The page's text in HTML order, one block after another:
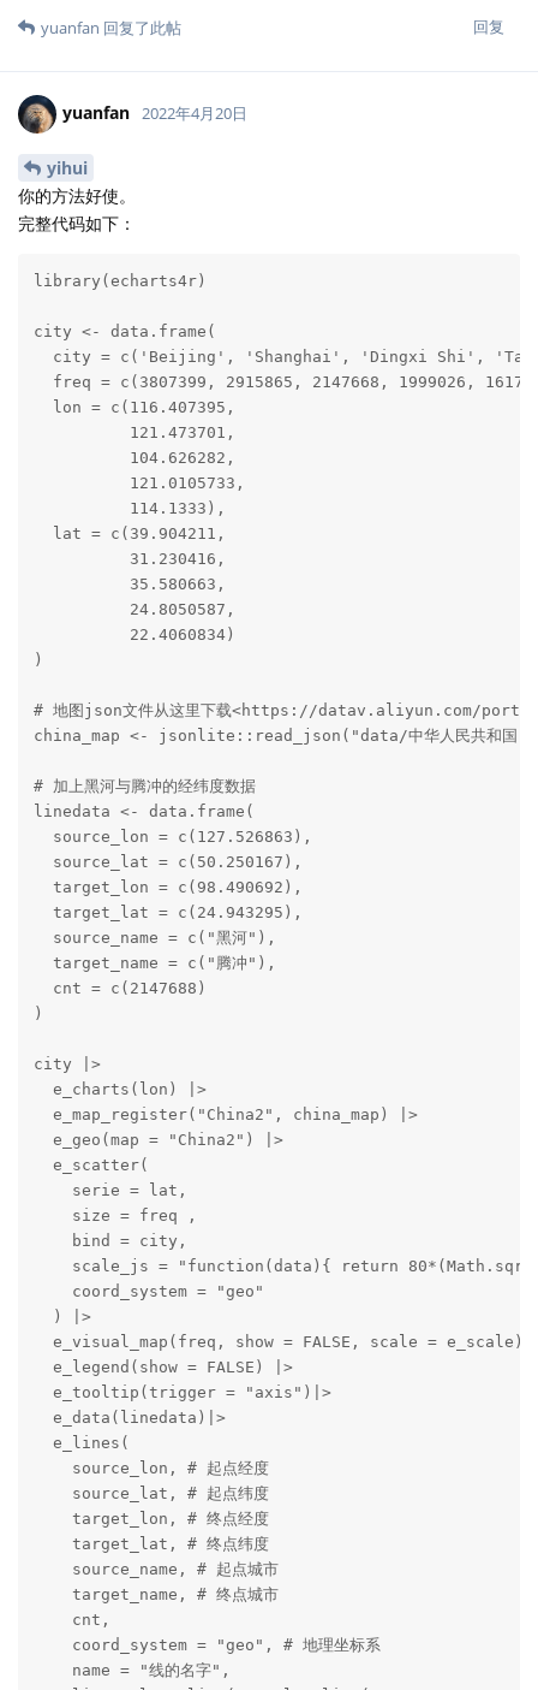
回复
yuanfan 回复了此帖
yuanfan 2022年4月20日
yihui
你的方法好使。
完整代码如下：
library(echarts4r)
city <- data.frame(
city = c('Beijing', 'Shanghai', 'Dingxi Shi',
freq = c(3807399, 2915865, 2147668, 1999026,
  lon = c(116.407395,
          121.473701,
          104.626282,
          121.0105733,
          114.1333),
  lat = c(39.904211,
          31.230416,
          35.580663,
          24.8050587,
          22.4060834)
)
# 地图json文件从这里下载<https://datav.aliyun.com/
china_map <- jsonlite::read_json("data/中华人民共和国
# 加上黑河与腾冲的经纬度数据
linedata <- data.frame(
  source_lon = c(127.526863),
  source_lat = c(50.250167),
  target_lon = c(98.490692),
  target_lat = c(24.943295),
  source_name = c("黑河"),
  target_name = c("腾冲"),
  cnt = c(2147688)
)
city |>
  e_charts(lon) |>
  e_map_register("China2", china_map) |>
  e_geo(map = "China2") |>
  e_scatter(
    serie = lat,
    size = freq ,
    bind = city,
scale_js = "function(data){ return
    coord_system = "geo"
  ) |>
e_visual_map(freq, show = FALSE, scale = e_scale)
  e_legend(show = FALSE) |>
  e_tooltip(trigger = "axis")|>
  e_data(linedata)|>
  e_lines(
    source_lon, # 起点经度
    source_lat, # 起点纬度
    target_lon, # 终点经度
    target_lat, # 终点纬度
    source_name, # 起点城市
    target_name, # 终点城市
    cnt,
    coord_system = "geo", # 地理坐标系
    name = "线的名字",